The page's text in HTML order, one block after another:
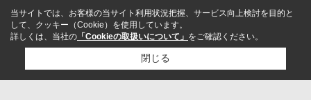
当サイトでは、お客様の当サイト利用状況把握、サービス向上検討を目的と
して、クッキー（Cookie）を使用しています。
詳しくは、当社の 「Cookieの取扱いについて」 をご確認ください。
閉じる